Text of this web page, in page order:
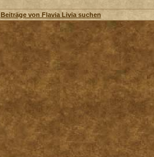
Beiträge von Flavia Livia suchen